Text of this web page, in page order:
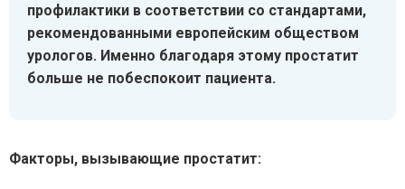
профилактики в соответствии со стандартами,
рекомендованными европейским обществом
урологов. Именно благодаря этому простатит
больше не побеспокоит пациента.
Факторы, вызывающие простатит: